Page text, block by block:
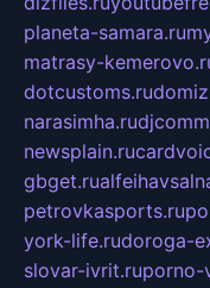
planeta-samara.ru
matrasy-
dotcustoms.ru
narasimha.ru
newsplain.ru
gbget.ru
petrovkasports.ru
york-life.rudoroga-
slovar-ivrit.ruporno-